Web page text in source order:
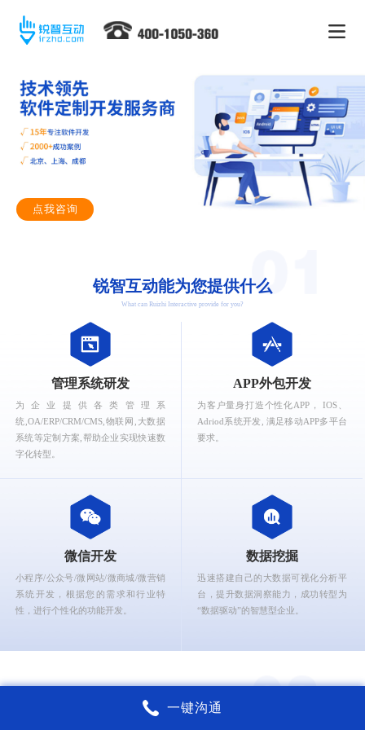
点我咨询
锐智互动能为您提供什么
What can Ruizhi Interactive provide for you?
管理系统研发
为企业提供各类管理系
统,OA/ERP/CRM/CMS,物联网,大数据
系统等定制方案,帮助企业实现快速数
字化转型。
APP外包开发
为客户量身打造个性化APP， IOS、
Adriod系统开发, 满足移动APP多平台
要求。
微信开发
小程序/公众号/微网站/微商城/微营销
系统开发，根据您的需求和行业特
性，进行个性化的功能开发。
数据挖掘
迅速搭建自己的大数据可视化分析平
台，提升数据洞察能力，成功转型为
“数据驱动”的智慧型企业。
锐智互动核心能力
一键沟通